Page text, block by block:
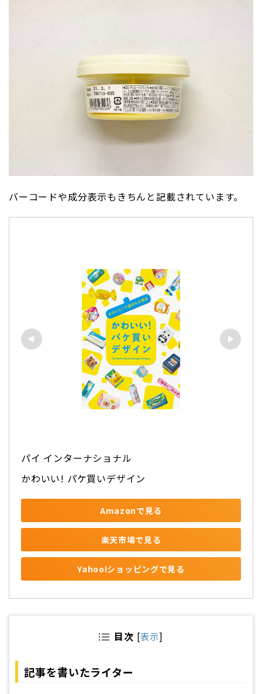
バーコードや成分表示もきちんと記載されています。
パイ インターナショナル
かわいい! パケ買いデザイン
Amazonで見る
楽天市場で見る
Yahoo!ショッピングで見る
目次 [表示]
記事を書いたライター